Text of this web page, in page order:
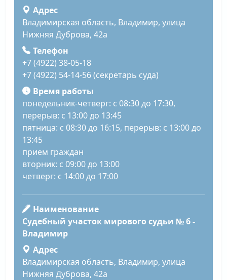
Адрес
Владимирская область, Владимир, улица
Нижняя Дуброва, 42а
Телефон
+7 (4922) 38-05-18
+7 (4922) 54-14-56 (секретарь суда)
Время работы
понедельник-четверг: с 08:30 до 17:30,
перерыв: с 13:00 до 13:45
пятница: с 08:30 до 16:15, перерыв: с 13:00 до
13:45
прием граждан
вторник: с 09:00 до 13:00
четверг: с 14:00 до 17:00
Наименование
Судебный участок мирового судьи № 6 -
Владимир
Адрес
Владимирская область, Владимир, улица
Нижняя Дуброва, 42а